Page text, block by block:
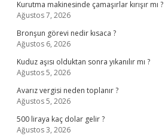
Kurutma makinesinde çamaşırlar kırışır mı ?
Ağustos 7, 2026
Bronşun görevi nedir kısaca ?
Ağustos 6, 2026
Kuduz aşısı olduktan sonra yıkanılır mı ?
Ağustos 5, 2026
Avarız vergisi neden toplanır ?
Ağustos 5, 2026
500 liraya kaç dolar gelir ?
Ağustos 3, 2026